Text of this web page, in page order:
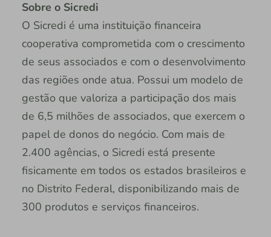
Sobre o Sicredi
O Sicredi é uma instituição financeira
cooperativa comprometida com o crescimento
de seus associados e com o desenvolvimento
das regiões onde atua. Possui um modelo de
gestão que valoriza a participação dos mais
de 6,5 milhões de associados, que exercem o
papel de donos do negócio. Com mais de
2.400 agências, o Sicredi está presente
fisicamente em todos os estados brasileiros e
no Distrito Federal, disponibilizando mais de
300 produtos e serviços financeiros.